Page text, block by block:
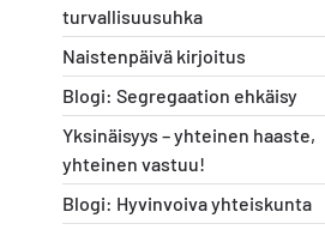
turvallisuusuhka
Naistenpäivä kirjoitus
Blogi: Segregaation ehkäisy
Yksinäisyys – yhteinen haaste,
yhteinen vastuu!
Blogi: Hyvinvoiva yhteiskunta